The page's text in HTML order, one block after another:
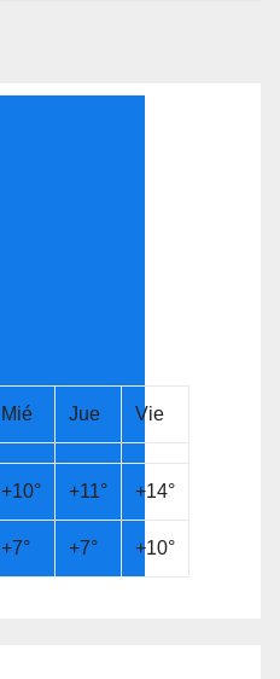
Mié Jue Vie
+10° +11° +14°
+7° +7° +10°